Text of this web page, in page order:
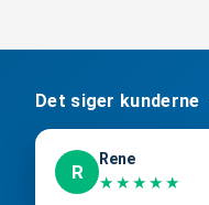
Det siger kunderne
R
Rene
★★★★★